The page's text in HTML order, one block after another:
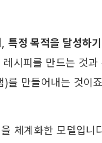
, 특정 목적을 달성하
시피를 만드는 것
를 만들어내는 것이죠
체계화한 모델입니